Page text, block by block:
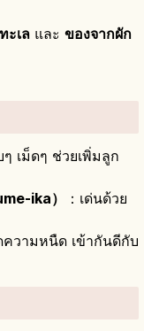
ะเล และ ของจากผัก
ๆ เม็ดๆ ช่วยเพิ่มลูก
ika）
：เด่นด้วย
ความหนืด เข้ากันดีกับ